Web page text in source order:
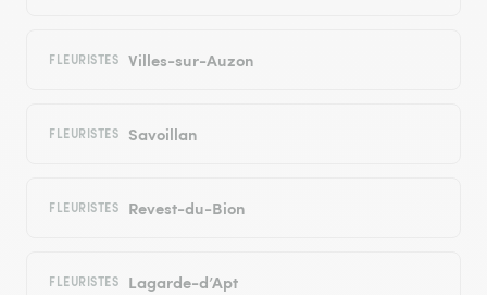
FLEURISTES Villes-sur-Auzon
FLEURISTES Savoillan
FLEURISTES Revest-du-Bion
FLEURISTES Lagarde-d’Apt